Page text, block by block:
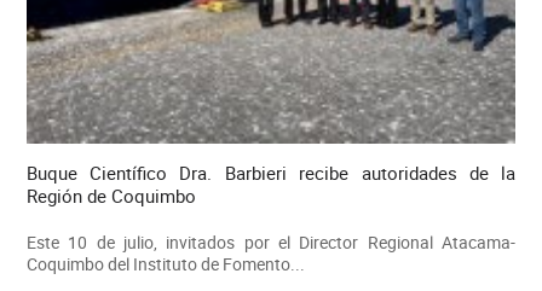
Buque Científico Dra. Barbieri recibe autoridades de la
Región de Coquimbo
Este 10 de julio, invitados por el Director Regional Atacama-
Coquimbo del Instituto de Fomento...